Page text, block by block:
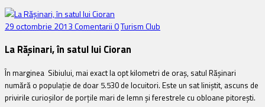
29 octombrie 2013Comentarii 0Turism Club
La Răşinari, în satul lui Cioran
În marginea Sibiului, mai exact la opt kilometri de oraş, satul Răşinari
numără o populaţie de doar 5.530 de locuitori. Este un sat liniştit, ascuns de
privirile curioşilor de porţile mari de lemn şi ferestrele cu obloane pitoreşti.